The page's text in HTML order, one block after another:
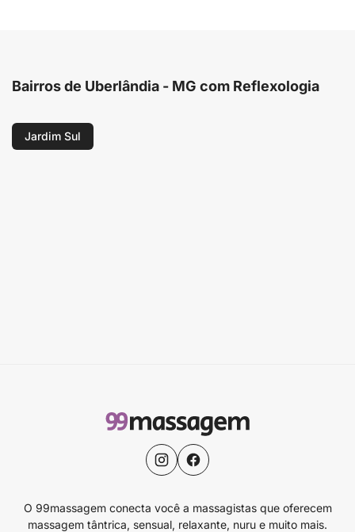
Bairros de Uberlândia - MG com Reflexologia
Jardim Sul
O 99massagem conecta você a massagistas que oferecem
massagem tântrica, sensual, relaxante, nuru e muito mais.